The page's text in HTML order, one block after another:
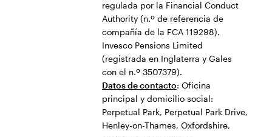
regulada por la Financial Conduct
Authority (n.º de referencia de
compañía de la FCA 119298).
Invesco Pensions Limited
(registrada en Inglaterra y Gales
con el n.º 3507379).
Datos de contacto: Oficina
principal y domicilio social:
Perpetual Park, Perpetual Park Drive,
Henley-on-Thames, Oxfordshire,